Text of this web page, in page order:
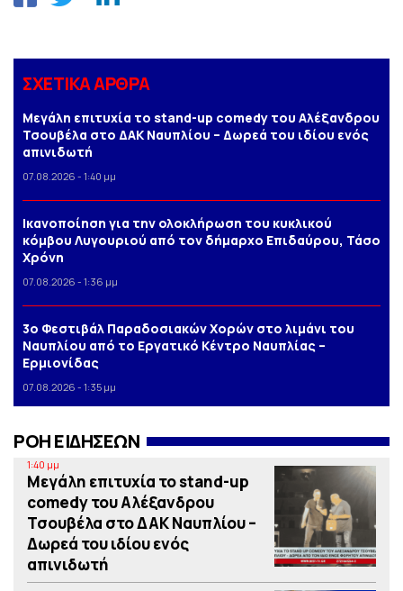
ΣΧΕΤΙΚΑ ΑΡΘΡΑ
Μεγάλη επιτυχία το stand-up comedy του Αλέξανδρου
Τσουβέλα στο ΔΑΚ Ναυπλίου – Δωρεά του ιδίου ενός
απινιδωτή
07.08.2026 - 1:40 μμ
Iκανοποίηση για την ολοκλήρωση του κυκλικού
κόμβου Λυγουριού από τον δήμαρχο Επιδαύρου, Τάσο
Χρόνη
07.08.2026 - 1:36 μμ
3o Φεστιβάλ Παραδοσιακών Χορών στο λιμάνι του
Ναυπλίου από το Εργατικό Κέντρο Ναυπλίας –
Ερμιονίδας
07.08.2026 - 1:35 μμ
ΡΟΗ ΕΙΔΗΣΕΩΝ
1:40 μμ
Μεγάλη επιτυχία το stand-up
comedy του Αλέξανδρου
Τσουβέλα στο ΔΑΚ Ναυπλίου –
Δωρεά του ιδίου ενός
απινιδωτή